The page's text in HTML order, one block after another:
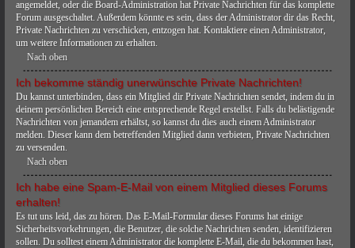
angemeldet, oder die Board-Administration hat Private Nachrichten für das komplette
Forum ausgeschaltet. Außerdem könnte es sein, dass der Administrator dir das Recht,
Private Nachrichten zu verschicken, entzogen hat. Kontaktiere einen Administrator,
um weitere Informationen zu erhalten.
Nach oben
Ich bekomme ständig unerwünschte Private Nachrichten!
Du kannst unterbinden, dass ein Mitglied dir Private Nachrichten sendet, indem du in
deinem persönlichen Bereich eine entsprechende Regel erstellst. Falls du belästigende
Nachrichten von jemandem erhältst, so kannst du dies auch einem Administrator
melden. Dieser kann dem betreffenden Mitglied dann verbieten, Private Nachrichten
zu versenden.
Nach oben
Ich habe eine Spam-E-Mail von einem Mitglied dieses Forums
erhalten!
Es tut uns leid, das zu hören. Das E-Mail-Formular dieses Forums hat einige
Sicherheitsvorkehrungen, die Benutzer, die solche Nachrichten senden, identifizieren
sollen. Du solltest einem Administrator die komplette E-Mail, die du bekommen hast,